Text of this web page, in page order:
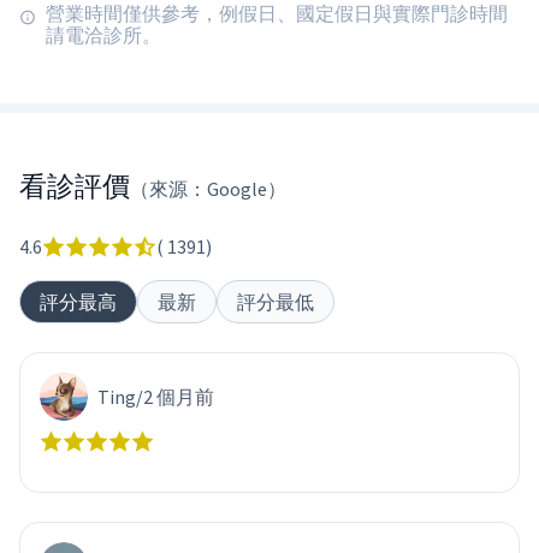
營業時間僅供參考，例假日、國定假日與實際門診時間
請電洽診所。
看診評價 （來源：Google）
4.6 ( 1391)
評分最高 最新 評分最低
Ting/2 個月前